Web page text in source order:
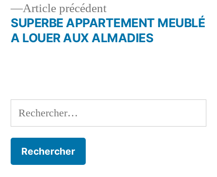
l’article
Article précédentArticle
précédent :
SUPERBE APPARTEMENT MEUBLÉ
A LOUER AUX ALMADIES
Rechercher :